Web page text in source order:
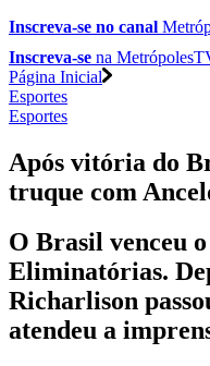
Inscreva-se no canal
Inscreva-se na
Página Inicial
Esportes
Esportes
Após vitória do
truque com
O Brasil venceu
Eliminatórias.
Richarlison
atendeu a